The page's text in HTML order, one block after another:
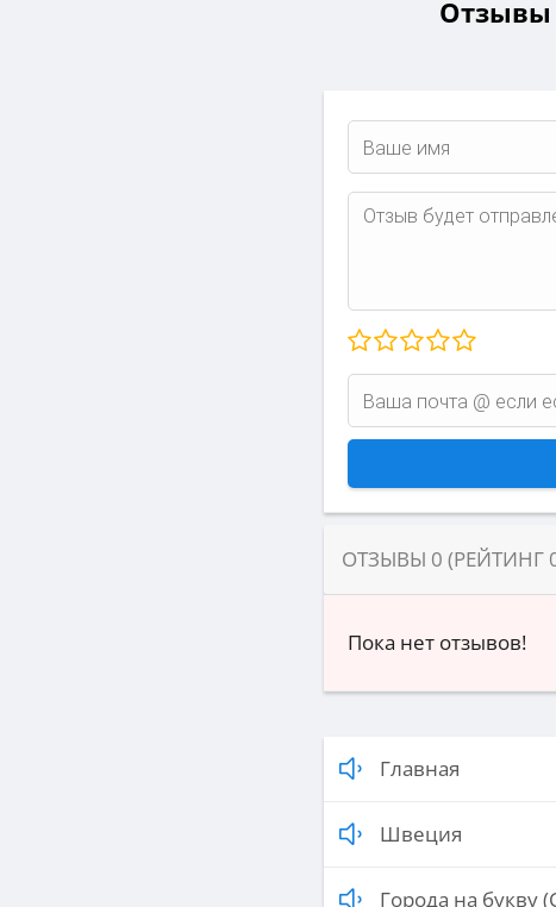
Отзывы
ОТЗЫВЫ 0 (РЕЙТИНГ
Пока нет отзывов!
Главная
Швеция
Города на букву